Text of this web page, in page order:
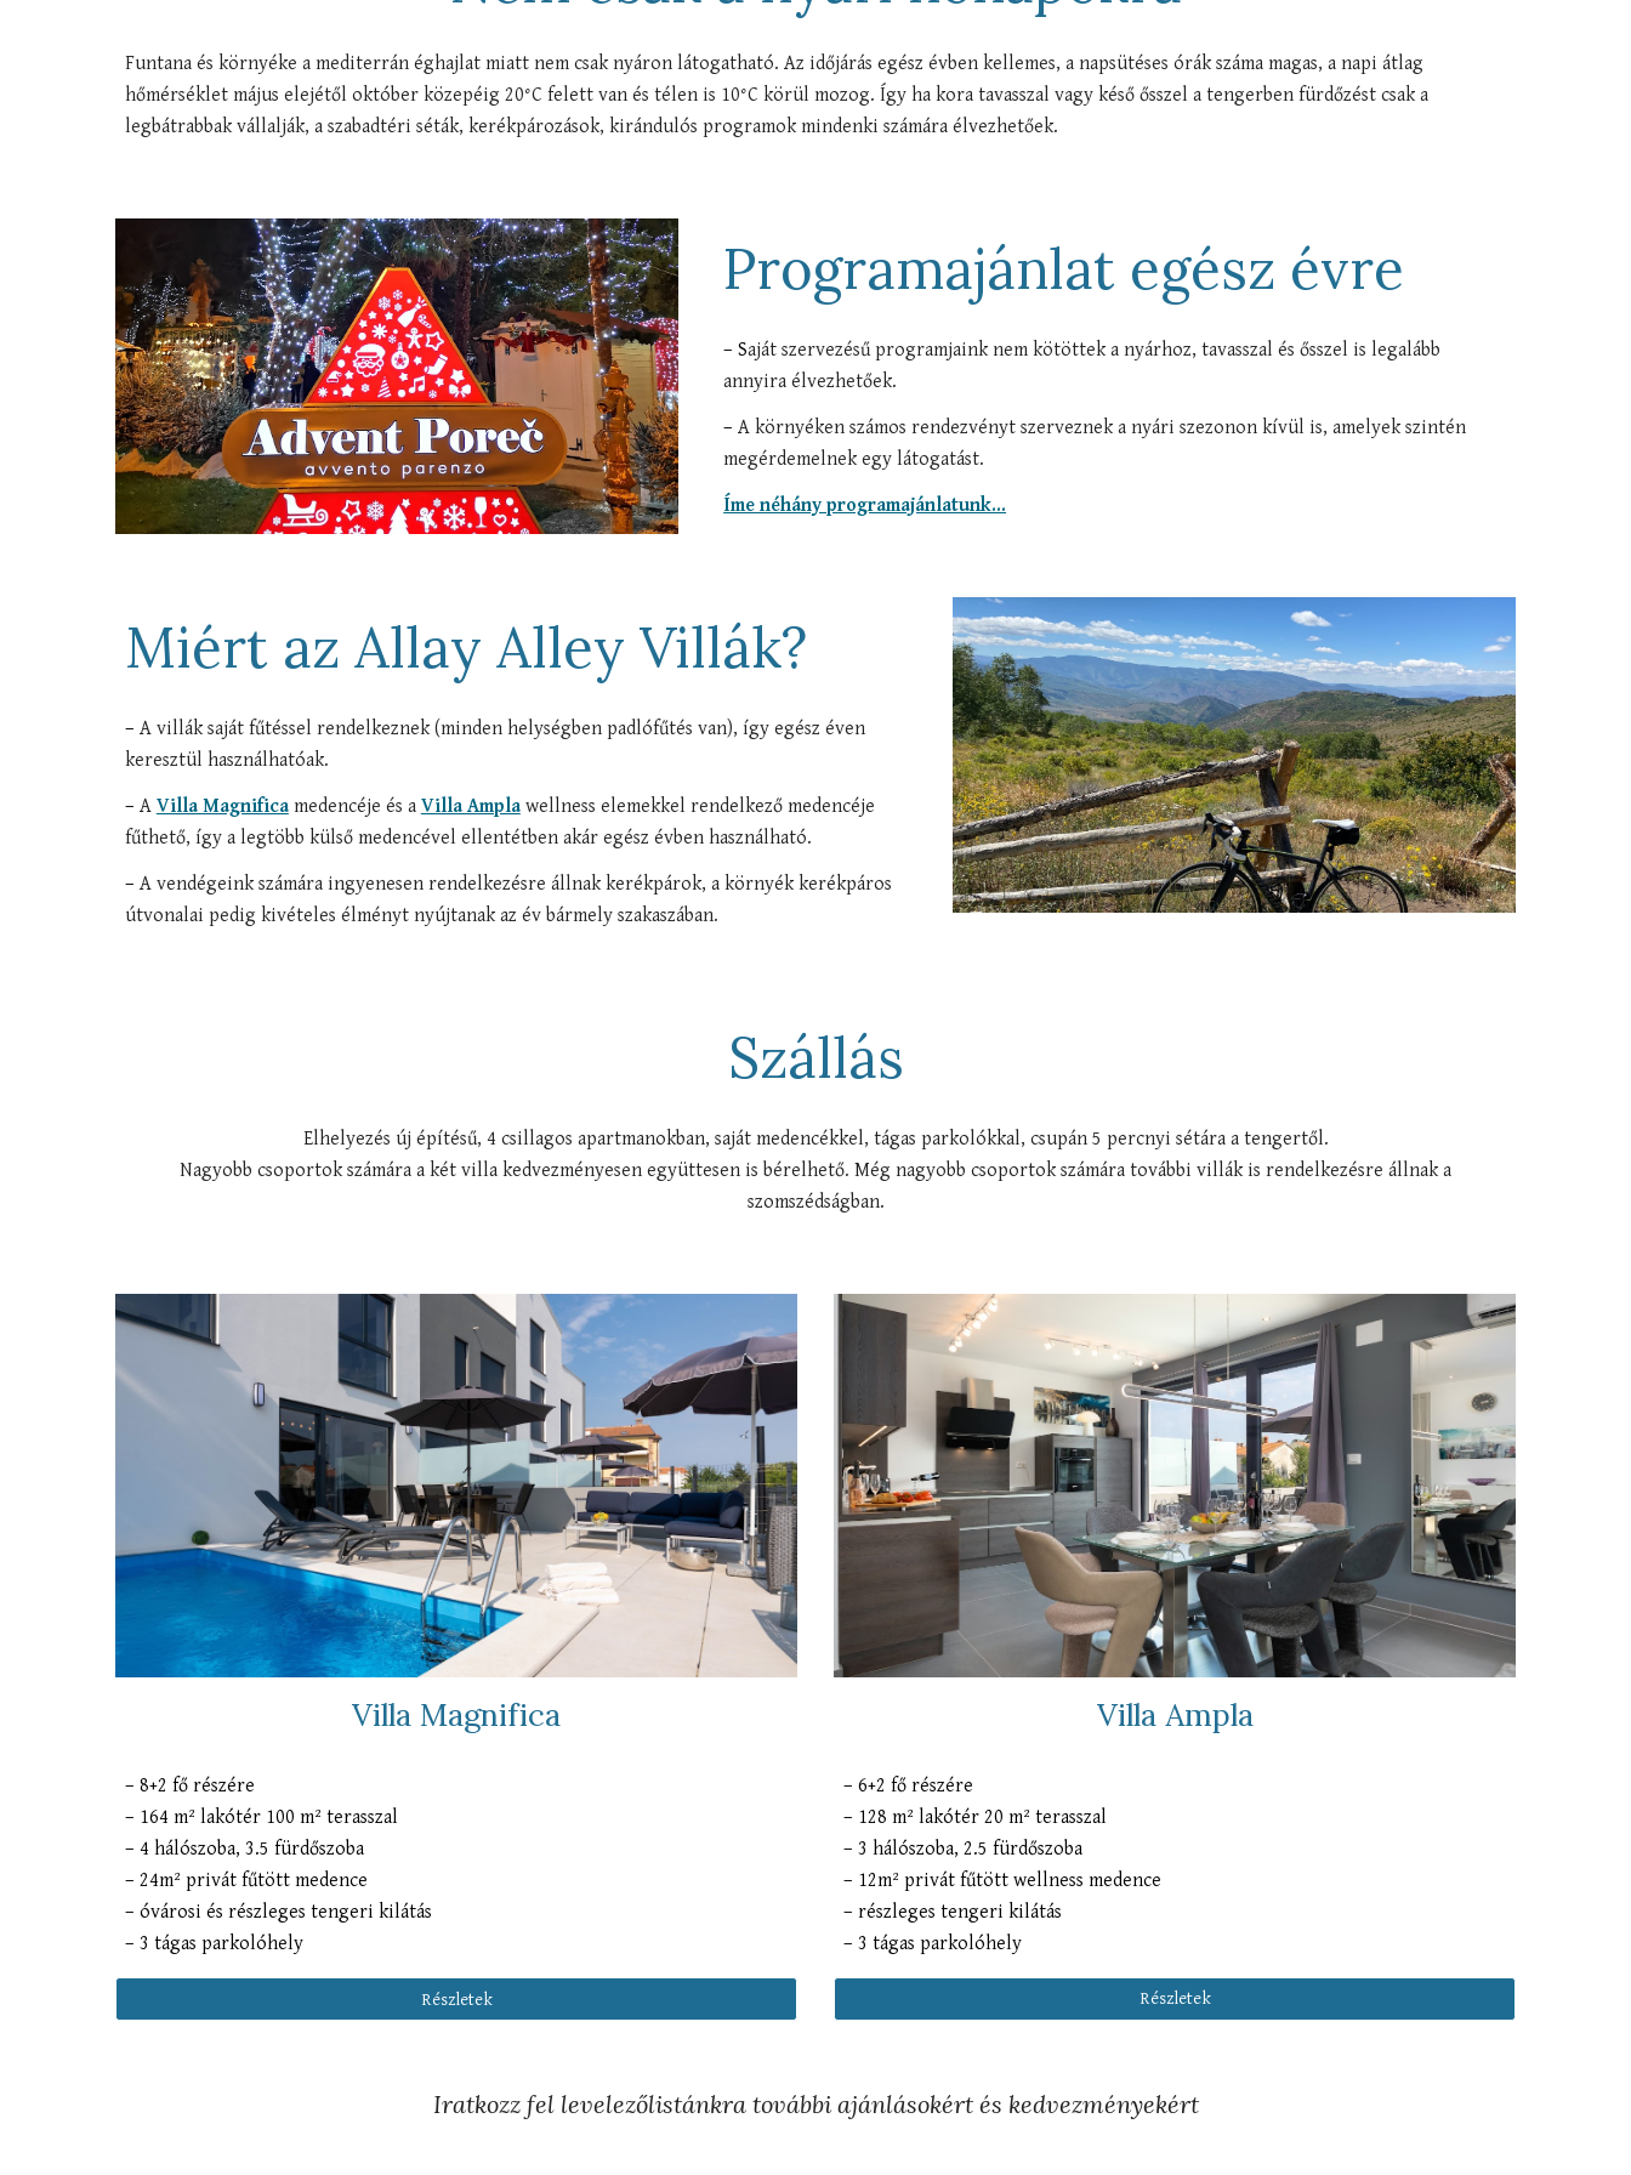
Funtana és környéke a mediterrán éghajlat miatt nem csak nyáron látogatható. Az időjárás egész évben kellemes, a napsütéses órák száma magas, a napi átlag
hőmérséklet május elejétől október közepéig 20°C felett van és télen is 10°C körül mozog. Így ha kora tavasszal vagy késő ősszel a tengerben fürdőzést csak a
legbátrabbak vállalják, a szabadtéri séták, kerékpározások, kirándulós programok mindenki számára élvezhetőek.
Programajánlat egész évre
– Saját szervezésű programjaink nem kötöttek a nyárhoz, tavasszal és ősszel is legalább
annyira élvezhetőek.
– A környéken számos rendezvényt szerveznek a nyári szezonon kívül is, amelyek szintén
megérdemelnek egy látogatást.
Íme néhány programajánlatunk...
Miért az Allay Alley Villák?
– A villák saját fűtéssel rendelkeznek (minden helységben padlófűtés van), így egész éven
keresztül használhatóak.
– A Villa Magnificamedencéje és a Villa Amplawellness elemekkel rendelkező medencéje
fűthető, ígya legtöbb külső medencével ellentétben akár egész évben használható.
– A vendégeink számára ingyenesen rendelkezésre állnak kerékpárok, a környék kerékpáros
útvonalai pedig kivételes élményt nyújtanakaz év bármely szakaszában.
Szállás
Elhelyezés új építésű, 4 csillagos apartmanokban, saját medencékkel, tágas parkolókkal, csupán 5 percnyi sétára a tengertől.
Nagyobb csoportok számára a két villa kedvezményesen együttesen is bérelhető. Még nagyobb csoportok számára további villák is rendelkezésre állnak a
szomszédságban.
Villa Magnifica
– 8+2 fő részére
– 164 m² lakótér 100 m² terasszal
– 4 hálószoba, 3.5 fürdőszoba
– 24m² privát fűtött medence
– óvárosi és részleges tengeri kilátás
– 3 tágas parkolóhely
Részletek
Villa Ampla
– 6+2 fő részére
– 128 m² lakótér 20 m² terasszal
– 3 hálószoba, 2.5 fürdőszoba
– 12m² privát fűtött wellness medence
– részleges tengeri kilátás
– 3 tágas parkolóhely
Részletek
Iratkozz fel levelezőlistánkra további ajánlásokért és kedvezményekért